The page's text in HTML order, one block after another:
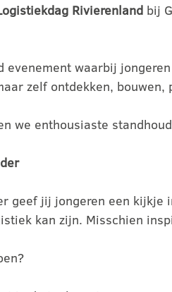
Rivierenland bij
evenement waarbij
zelf ontdekken, bouwen,
we enthousiaste
geef jij jongeren een
kan zijn. Misschien